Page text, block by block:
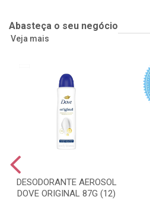
Abasteça o seu negócio
Veja mais
DESODORANTE AEROSOL
DOVE ORIGINAL 87G (12)